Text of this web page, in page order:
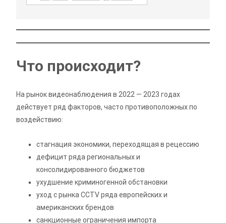
Что происходит?
На рынок видеонаблюдения в 2022 — 2023 годах
действует ряд факторов, часто противоположных по
воздействию:
стагнация экономики, переходящая в рецессию
дефицит ряда региональных и
консолидированного бюджетов
ухудшение криминогенной обстановки
уход с рынка CCTV ряда европейских и
американских брендов
санкционные ограничения импорта